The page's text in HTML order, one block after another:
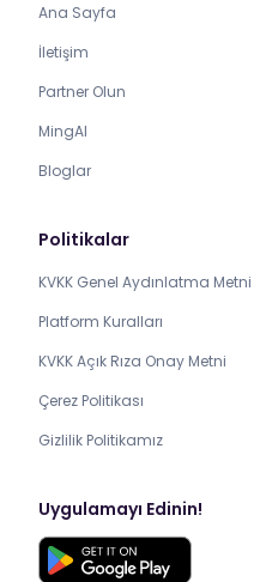
Ana Sayfa
İletişim
Partner Olun
MingAI
Bloglar
Politikalar
KVKK Genel Aydınlatma Metni
Platform Kuralları
KVKK Açık Rıza Onay Metni
Çerez Politikası
Gizlilik Politikamız
Uygulamayı Edinin!